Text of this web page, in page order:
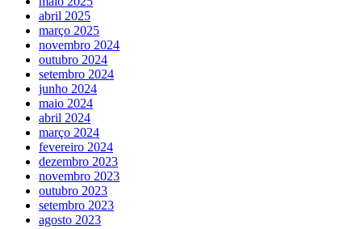
abril 2025
março 2025
novembro 2024
outubro 2024
setembro 2024
junho 2024
maio 2024
abril 2024
março 2024
fevereiro 2024
dezembro 2023
novembro 2023
outubro 2023
setembro 2023
agosto 2023